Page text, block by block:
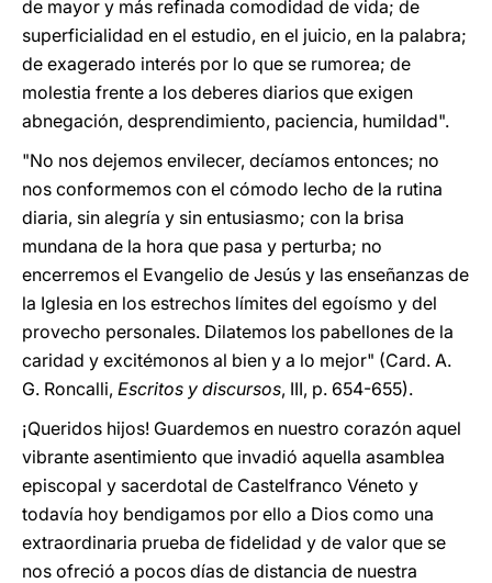
de mayor y más refinada comodidad de vida; de
superficialidad en el estudio, en el juicio, en la palabra;
de exagerado interés por lo que se rumorea; de
molestia frente a los deberes diarios que exigen
abnegación, desprendimiento, paciencia, humildad".
"No nos dejemos envilecer, decíamos entonces; no
nos conformemos con el cómodo lecho de la rutina
diaria, sin alegría y sin entusiasmo; con la brisa
mundana de la hora que pasa y perturba; no
encerremos el Evangelio de Jesús y las enseñanzas de
la Iglesia en los estrechos límites del egoísmo y del
provecho personales. Dilatemos los pabellones de la
caridad y excitémonos al bien y a lo mejor" (Card. A.
G. Roncalli, Escritos y discursos, III, p. 654-655).
¡Queridos hijos! Guardemos en nuestro corazón aquel
vibrante asentimiento que invadió aquella asamblea
episcopal y sacerdotal de Castelfranco Véneto y
todavía hoy bendigamos por ello a Dios como una
extraordinaria prueba de fidelidad y de valor que se
nos ofreció a pocos días de distancia de nuestra